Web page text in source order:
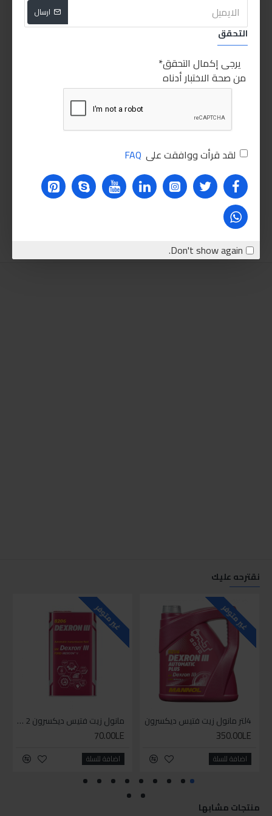
ارسال
التحقق
يرجى إكمال التحقق
من صحة الاختبار أدناه
لقد قرأت ووافقت على FAQ
Don't show again.
PEOPLE ALSO BOUGHT
للاسف غير متوفر حاليا
سوناكس بوليمر 6 شهور
320.00LE
اضافة للسلة
ليكوي مولي موتور فلش بلس
280.00LE
نقترحه عليك
غير متوفر
4لتر مانول زيت فتيس ديكسرون
350.00LE
اضافة للسلة
غير متوفر
مانول زيت فتيس ديكسرون 2 لتر واحد
70.00LE
اضافة للسلة
منتجات مشابها